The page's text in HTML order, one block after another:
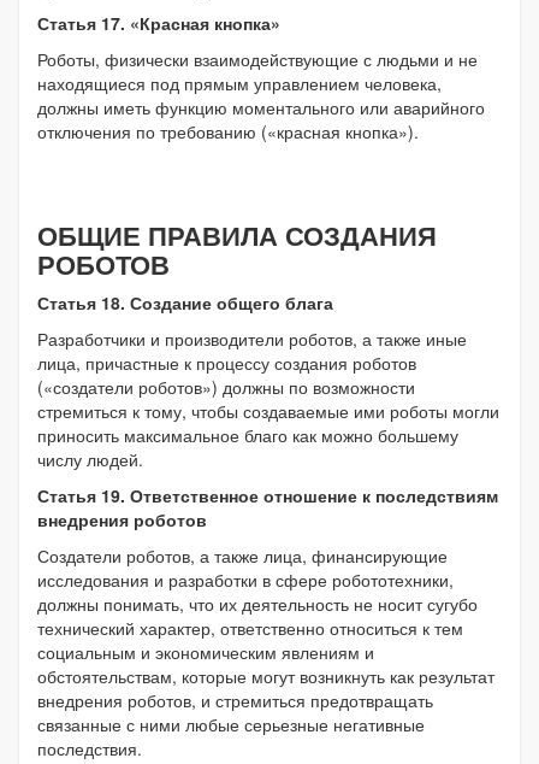
Статья 17. «Красная кнопка»
Роботы, физически взаимодействующие с людьми и не
находящиеся под прямым управлением человека,
должны иметь функцию моментального или аварийного
отключения по требованию («красная кнопка»).
ОБЩИЕ ПРАВИЛА СОЗДАНИЯ
РОБОТОВ
Статья 18. Создание общего блага
Разработчики и производители роботов, а также иные
лица, причастные к процессу создания роботов
(«создатели роботов») должны по возможности
стремиться к тому, чтобы создаваемые ими роботы могли
приносить максимальное благо как можно большему
числу людей.
Статья 19. Ответственное отношение к последствиям
внедрения роботов
Создатели роботов, а также лица, финансирующие
исследования и разработки в сфере робототехники,
должны понимать, что их деятельность не носит сугубо
технический характер, ответственно относиться к тем
социальным и экономическим явлениям и
обстоятельствам, которые могут возникнуть как результат
внедрения роботов, и стремиться предотвращать
связанные с ними любые серьезные негативные
последствия.